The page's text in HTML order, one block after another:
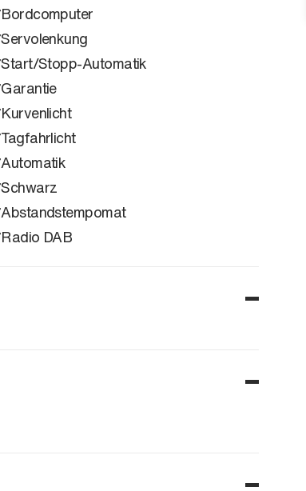
Bordcomputer
Servolenkung
Start/Stopp-Automatik
Garantie
Kurvenlicht
Tagfahrlicht
Automatik
Schwarz
Abstandstempomat
Radio DAB